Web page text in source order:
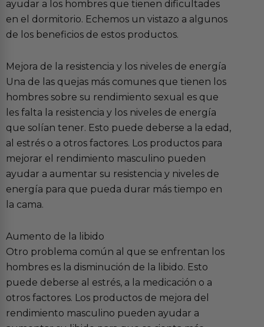
ayudar a los hombres que tienen dificultades
en el dormitorio. Echemos un vistazo a algunos
de los beneficios de estos productos.
Mejora de la resistencia y los niveles de energía
Una de las quejas más comunes que tienen los
hombres sobre su rendimiento sexual es que
les falta la resistencia y los niveles de energía
que solían tener. Esto puede deberse a la edad,
al estrés o a otros factores. Los productos para
mejorar el rendimiento masculino pueden
ayudar a aumentar su resistencia y niveles de
energía para que pueda durar más tiempo en
la cama.
Aumento de la libido
Otro problema común al que se enfrentan los
hombres es la disminución de la libido. Esto
puede deberse al estrés, a la medicación o a
otros factores. Los productos de mejora del
rendimiento masculino pueden ayudar a